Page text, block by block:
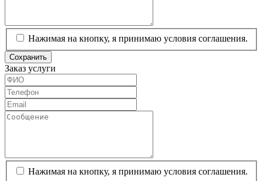
Нажимая на кнопку, я принимаю условия соглашения.
Сохранить
Заказ услуги
Нажимая на кнопку, я принимаю условия соглашения.